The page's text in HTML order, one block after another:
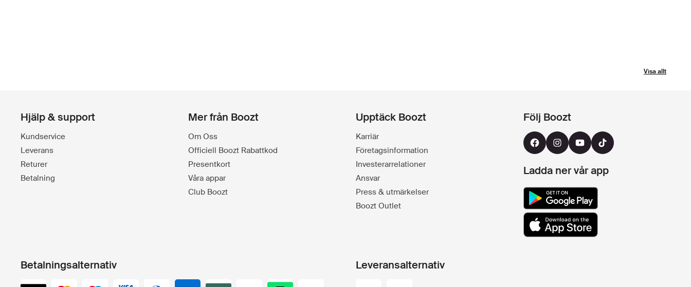
Visa allt
Hjälp & support
Kundservice
Leverans
Returer
Betalning
Mer från Boozt
Om Oss
Officiell Boozt Rabattkod
Presentkort
Våra appar
Club Boozt
Upptäck Boozt
Karriär
Företagsinformation
Investerarrelationer
Ansvar
Press & utmärkelser
Boozt Outlet
Följ Boozt
Ladda ner vår app
Betalningsalternativ Leveransalternativ